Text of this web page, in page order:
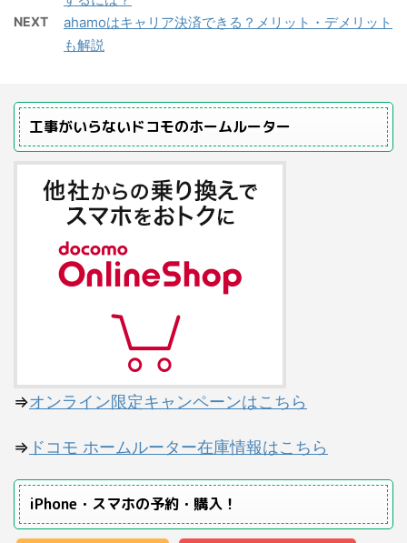
NEXT
ahamoはキャリア決済できる？メリット・デメリット
も解説
工事がいらないドコモのホームルーター
⇒オンライン限定キャンペーンはこちら
⇒ ドコモ ホームルーター在庫情報はこちら
iPhone・スマホの予約・購入！